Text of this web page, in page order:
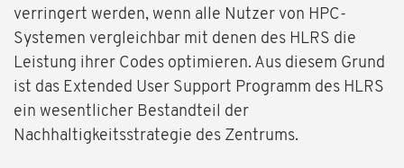
verringert werden, wenn alle Nutzer von HPC-
Systemen vergleichbar mit denen des HLRS die
Leistung ihrer Codes optimieren. Aus diesem Grund
ist das Extended User Support Programm des HLRS
ein wesentlicher Bestandteil der
Nachhaltigkeitsstrategie des Zentrums.